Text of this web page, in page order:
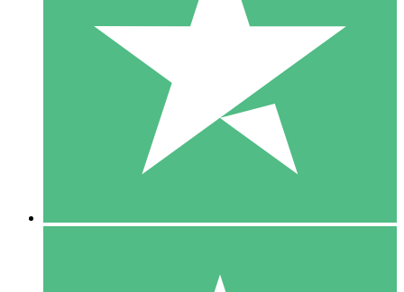
Zahlen Sie nach Bedarf mit Download-Credits. Keine
monatliche Verpflichtung erforderlich.
10 00
10 Downloads